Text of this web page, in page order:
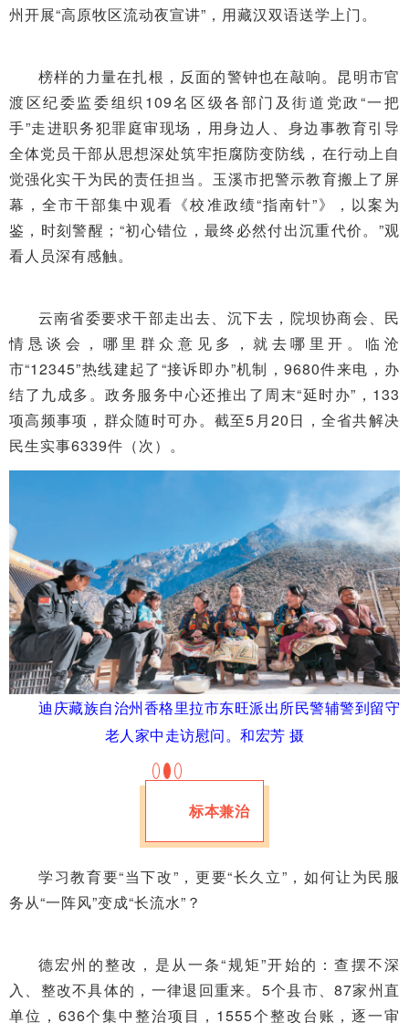
州开展“高原牧区流动夜宣讲”，用藏汉双语送学上门。
榜样的力量在扎根，反面的警钟也在敲响。昆明市官
渡区纪委监委组织109名区级各部门及街道党政“一把
手”走进职务犯罪庭审现场，用身边人、身边事教育引导
全体党员干部从思想深处筑牢拒腐防变防线，在行动上自
觉强化实干为民的责任担当。玉溪市把警示教育搬上了屏
幕，全市干部集中观看《校准政绩“指南针”》，以案为
鉴，时刻警醒；“初心错位，最终必然付出沉重代价。”观
看人员深有感触。
云南省委要求干部走出去、沉下去，院坝协商会、民
情恳谈会，哪里群众意见多，就去哪里开。临沧
市“12345”热线建起了“接诉即办”机制，9680件来电，办
结了九成多。政务服务中心还推出了周末“延时办”，133
项高频事项，群众随时可办。截至5月20日，全省共解决
民生实事6339件（次）。
迪庆藏族自治州香格里拉市东旺派出所民警辅警到留守
老人家中走访慰问。 和宏芳 摄
标本兼治
学习教育要“当下改”，更要“长久立”，如何让为民服
务从“一阵风”变成“长流水”？
德宏州的整改，是从一条“规矩”开始的：查摆不深
入、整改不具体的，一律退回重来。5个县市、87家州直
单位，636个集中整治项目，1555个整改台账，逐一审